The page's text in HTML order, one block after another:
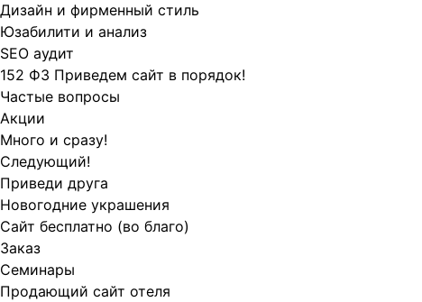
Дизайн и фирменный стиль
Юзабилити и анализ
SEO аудит
152 ФЗ Приведем сайт в порядок!
Частые вопросы
Акции
Много и сразу!
Следующий!
Приведи друга
Новогодние украшения
Сайт бесплатно (во благо)
Заказ
Cеминары
Продающий сайт отеля